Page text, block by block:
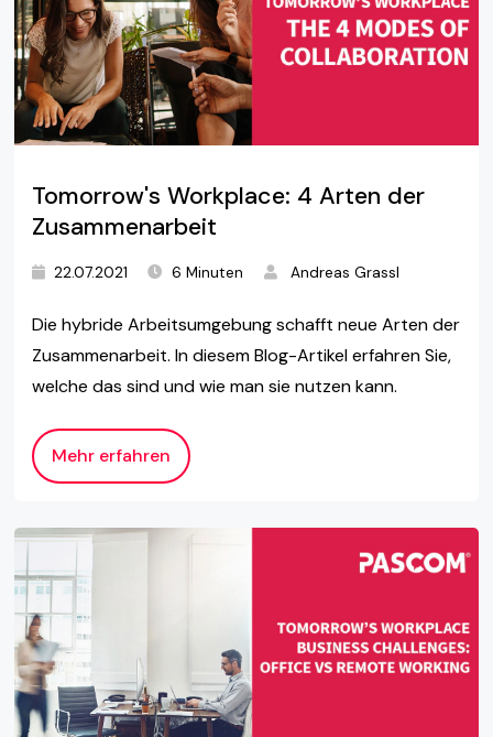
Tomorrow's Workplace: 4 Arten der
Zusammenarbeit
22.07.2021 6 Minuten Andreas Grassl
Die hybride Arbeitsumgebung schafft neue Arten der
Zusammenarbeit. In diesem Blog-Artikel erfahren Sie,
welche das sind und wie man sie nutzen kann.
Mehr erfahren